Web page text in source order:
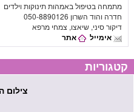
מתמחה בטיפול באמהות תינוקות וילדים
חדרה והוד השרון 050-8890126
דיקור סיני, שיאצו, צמחי מרפא
אימייל אתר
קטגוריות
צילום